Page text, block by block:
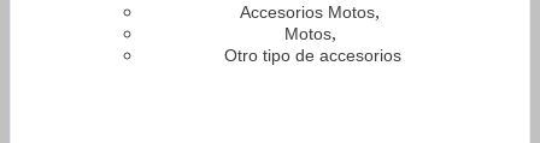
Accesorios Motos,
Motos,
Otro tipo de accesorios